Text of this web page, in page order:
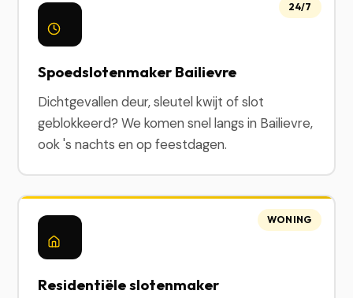
Spoedslotenmaker Bailievre
Dichtgevallen deur, sleutel kwijt of slot
geblokkeerd? We komen snel langs in Bailievre,
ook 's nachts en op feestdagen.
24/7
Residentiële slotenmaker
WONING